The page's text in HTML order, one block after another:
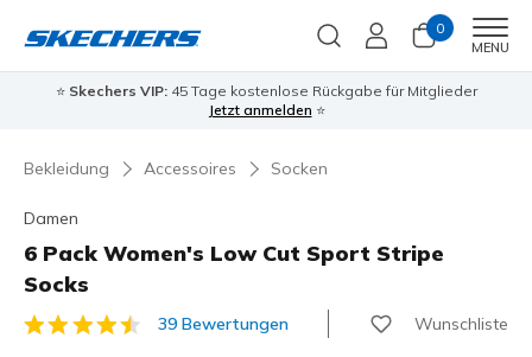
0
MENU
⭐ Skechers VIP:45 Tage kostenlose Rückgabe für Mitglieder
Jetzt anmelden ⭐
Bekleidung Accessoires Socken
Damen
6 Pack Women's Low Cut Sport Stripe
Socks
4,7 von 5 Kundenbewertungen
39 Bewertungen Wunschliste